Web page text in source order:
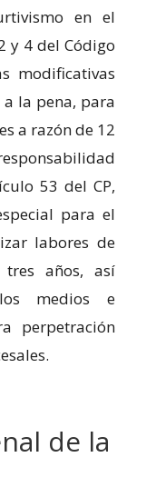
en el
y 4 del Código
modificativas
la pena, para
a razón de 12
53 del CP,
para el
labores de
años, así
medios e
perpetración
de la